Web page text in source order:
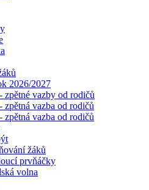
2026/2027
zpětné vazby od rodičů
zpětná vazba od rodičů
zpětná vazba od rodičů
žáků
prvňáčky
volna